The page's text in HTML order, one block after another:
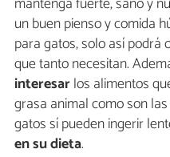
un buen pienso y comida
para gatos, solo así
que tanto necesitan.
interesarlos alimentos
grasa animal como son
gatos sí pueden ingerir
en su dieta.